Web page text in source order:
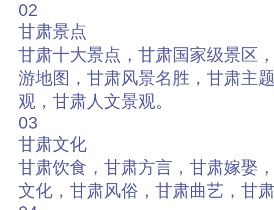
02
甘肃景点
甘肃十大景点，甘肃国家级景区
游地图，甘肃风景名胜，甘肃主
观，甘肃人文景观。
03
甘肃文化
甘肃饮食，甘肃方言，甘肃嫁娶
文化，甘肃风俗，甘肃曲艺，甘